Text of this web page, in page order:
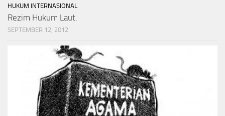
HUKUM INTERNASIONAL
Rezim Hukum Laut.
SEPTEMBER 12, 2012